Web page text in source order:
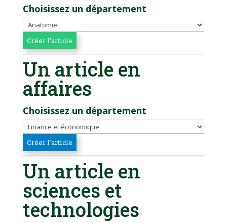
Choisissez un département
Un article en
affaires
Choisissez un département
Un article en
sciences et
technologies